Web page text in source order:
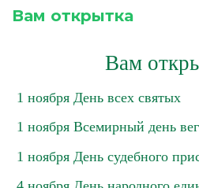
Вам открытка
Вам
1 ноября День всех святых
1 ноября Всемирный день
1 ноября День судебного